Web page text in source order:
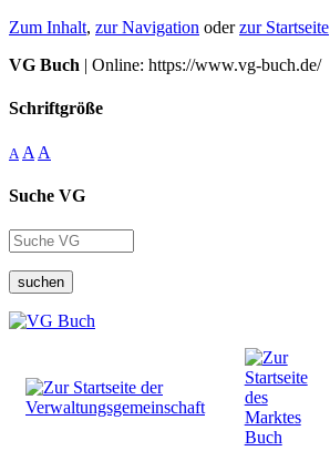
Zum Inhalt, zur Navigation oderzur Startseite
VG Buch | Online: https://www.vg-buch.de/
Schriftgröße
A A A
Suche VG
suchen